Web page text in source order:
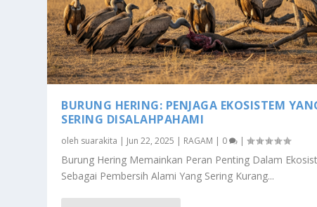
BURUNG HERING: PENJAGA EKOSISTEM
SERING DISALAHPAHAMI
oleh suarakita | Jun 22, 2025 | RAGAM | 0 |
Burung Hering Memainkan Peran Penting Dalam
Sebagai Pembersih Alami Yang Sering Kurang...